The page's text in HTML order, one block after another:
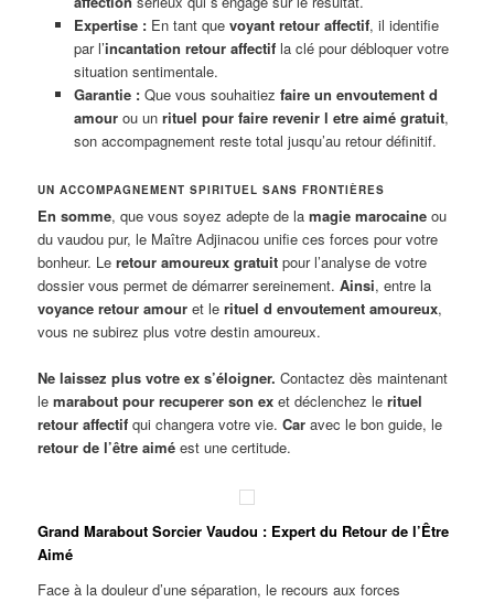
Expertise :En tant que voyant retour affectif, il identifie
par l’incantation retour affectifla clé pour débloquer votre
situation sentimentale.
Garantie :Que vous souhaitiez faire un envoutement d
amourou un rituel pour faire revenir l etre aimé gratuit,
son accompagnement reste total jusqu’au retour définitif.
UN ACCOMPAGNEMENT SPIRITUEL SANS FRONTIÈRES
En somme, que vous soyez adepte de lamagie marocaine ou
du vaudou pur, le Maître Adjinacou unifie ces forces pour votre
bonheur. Leretour amoureux gratuit pour l’analyse de votre
dossier vous permet de démarrer sereinement.Ainsi, entre la
voyance retour amour et lerituel d envoutement amoureux,
vous ne subirez plus votre destin amoureux.
Ne laissez plus votre ex s’éloigner. Contactez dès maintenant
lemarabout pour recuperer son ex et déclenchez lerituel
retour affectif qui changera votre vie.Car avec le bon guide, le
retour de l’être aimé est une certitude.
Grand Marabout Sorcier Vaudou : Expert du Retour de l’Être
Aimé
Face à la douleur d’une séparation, le recours aux forces